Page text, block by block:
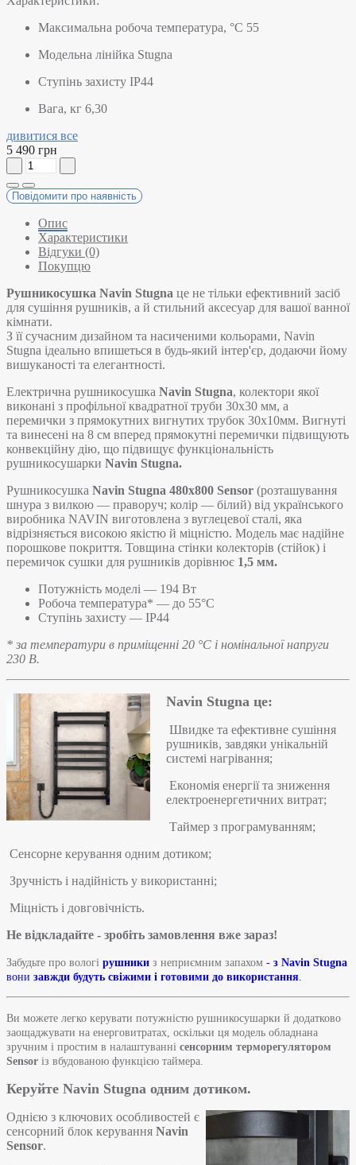
Максимальна робоча температура, °C 55
Модельна лінійка Stugna
Ступінь захисту IP44
Вага, кг 6,30
дивитися все
5 490 грн
Повідомити про наявність
Опис
Характеристики
Відгуки (0)
Покупцю
Рушникосушка Navin Stugna це не тільки ефективний засіб
для сушіння рушників, а й стильний аксесуар для вашої ванної
кімнати.
З її сучасним дизайном та насиченими кольорами, Navin
Stugna ідеально впишеться в будь-який інтер'єр, додаючи йому
вишуканості та елегантності.
Електрична рушникосушка Navin Stugna, колектори якої
виконані з профільної квадратної труби 30х30 мм, а
перемички з прямокутних вигнутих трубок 30х10мм. Вигнуті
та винесені на 8 см вперед прямокутні перемички підвищують
конвекційну дію, що підвищує функціональність
рушникосушарки Navin Stugna.
Рушникосушка Navin Stugna 480х800 Sensor (розташування
шнура з вилкою — праворуч; колір — білий) від українського
виробника NAVIN виготовлена з вуглецевої сталі, яка
відрізняється високою якістю й міцністю. Модель має надійне
порошкове покриття. Товщина стінки колекторів (стійок) і
перемичок сушки для рушників дорівнює 1,5 мм.
Потужність моделі — 194 Вт
Робоча температура* — до 55°C
Ступінь захисту — IP44
* за температури в приміщенні 20 °С і номінальної напруги
230 В.
Navin Stugna це:
️ Швидке та ефективне сушіння
рушників, завдяки унікальній
системі нагрівання;
️ Економія енергії та зниження
електроенергетичних витрат;
️ Таймер з програмуванням;
️ Сенсорне керування одним дотиком;
️ Зручність і надійність у використанні;
️ Міцність і довговічність.
Не відкладайте - зробіть замовлення вже зараз!
Забудьте про вологі рушники з неприємним запахом - з Navin Stugna
вони завжди будуть свіжими і готовими до використання.
Ви можете легко керувати потужністю рушникосушарки й додатково
заощаджувати на енерговитратах, оскільки ця модель обладнана
зручним і простим в налаштуванні сенсорним терморегулятором
Sensor із вбудованою функцією таймера.
Керуйте Navin Stugna одним дотиком.
Однією з ключових особливостей є
сенсорний блок керування Navin
Sensor.